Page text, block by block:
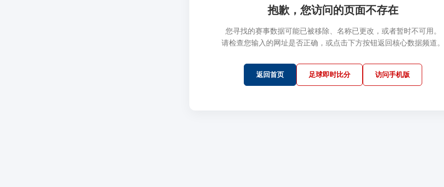
抱歉，您访问的页面不存在
您寻找的赛事数据可能已被移除、名称已更改，或者暂时不可用。
请检查您输入的网址是否正确，或点击下方按钮返回核心数据频道。
返回首页 足球即时比分 访问手机版